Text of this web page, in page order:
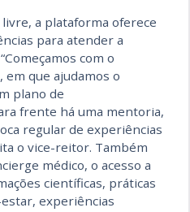
a plataforma oferece
para atender a
com o
que ajudamos o
plano de
frente há uma mentoria,
regular de experiências
o vice-reitor. Também
médico, o acesso a
científicas, práticas
experiências